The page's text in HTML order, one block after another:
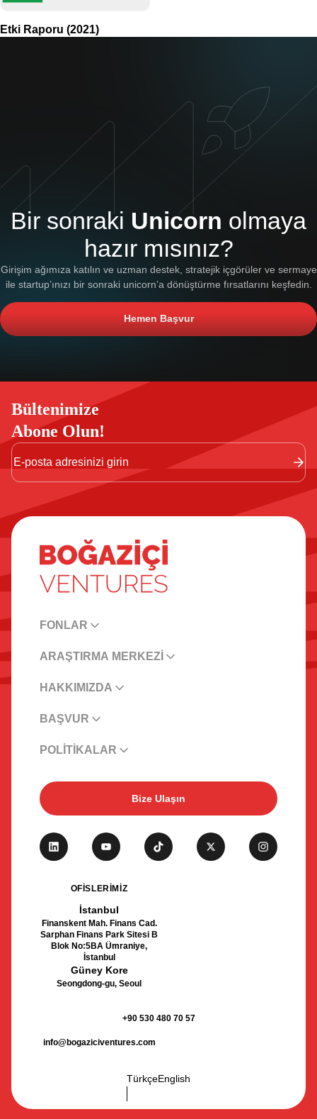
Etki Raporu (2021)
Bir sonraki Unicorn olmaya
hazır mısınız?
Girişim ağımıza katılın ve uzman destek, stratejik içgörüler ve sermaye
ile startup’ınızı bir sonraki unicorn’a dönüştürme fırsatlarını keşfedin.
Hemen Başvur
Bültenimize
Abone Olun!
FONLAR
ARAŞTIRMA MERKEZİ
HAKKIMIZDA
BAŞVUR
POLİTİKALAR
Bize Ulaşın
OFİSLERİMİZ
İstanbul
Finanskent Mah. Finans Cad.
Sarphan Finans Park Sitesi B
Blok No:5BA Ümraniye,
İstanbul
Güney Kore
Seongdong-gu, Seoul
+90 530 480 70 57
info@bogaziciventures.com
TürkçeEnglish